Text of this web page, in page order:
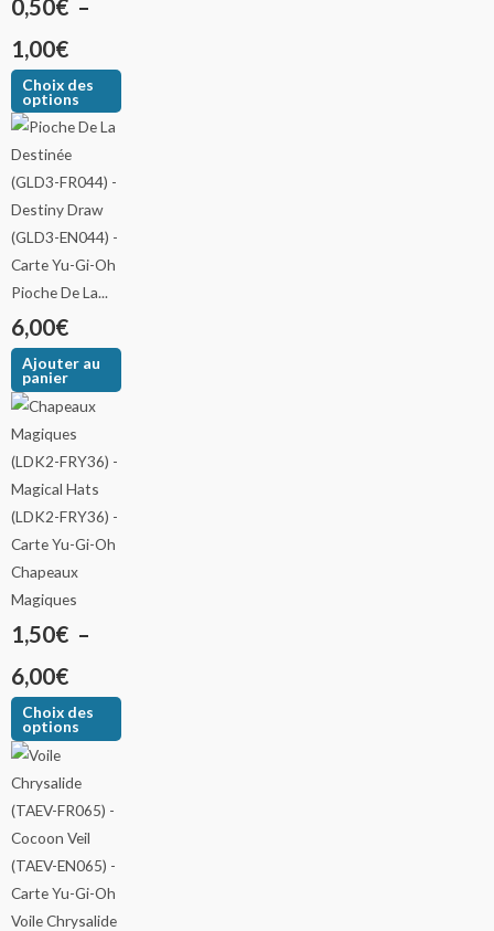
0,50€ –
1,00€
Choix des
options
Pioche De La...
6,00€
Ajouter au
panier
Chapeaux
Magiques
1,50€ –
6,00€
Choix des
options
Voile Chrysalide